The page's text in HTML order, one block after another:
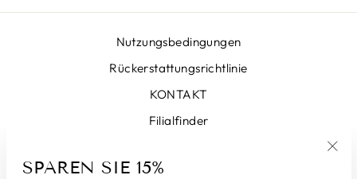
SPAREN SIE 15%
Nutzungsbedingungen
Rückerstattungsrichtlinie
KONTAKT
Filialfinder
ANMELDEN UND SPAREN